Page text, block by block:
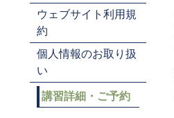
ウェブサイト利用規
約
個人情報のお取り扱
い
講習詳細・ご予約